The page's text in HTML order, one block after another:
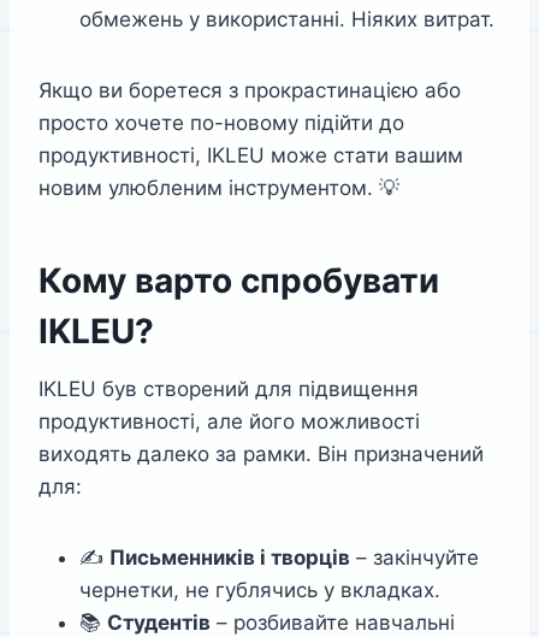
обмежень у використанні. Ніяких витрат.
Якщо ви боретеся з прокрастинацією або
просто хочете по-новому підійти до
продуктивності, IKLEU може стати вашим
новим улюбленим інструментом. 💡
Кому варто спробувати
IKLEU?
IKLEU був створений для підвищення
продуктивності, але його можливості
виходять далеко за рамки. Він призначений
для:
✍️ Письменників і творців – закінчуйте
чернетки, не гублячись у вкладках.
📚 Студентів – розбивайте навчальні